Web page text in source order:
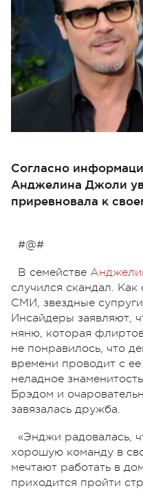
Согласно
Анджелина Джоли
приревновала к
#@#
В семействе
случился скандал.
СМИ, звездные
Инсайдеры заявляют,
няню, которая
не понравилось, что
времени проводит с
неладное
Брэдом и
завязалась дружба.
«Энджи радовалась,
хорошую команду в
мечтают работать в
приходится пройти